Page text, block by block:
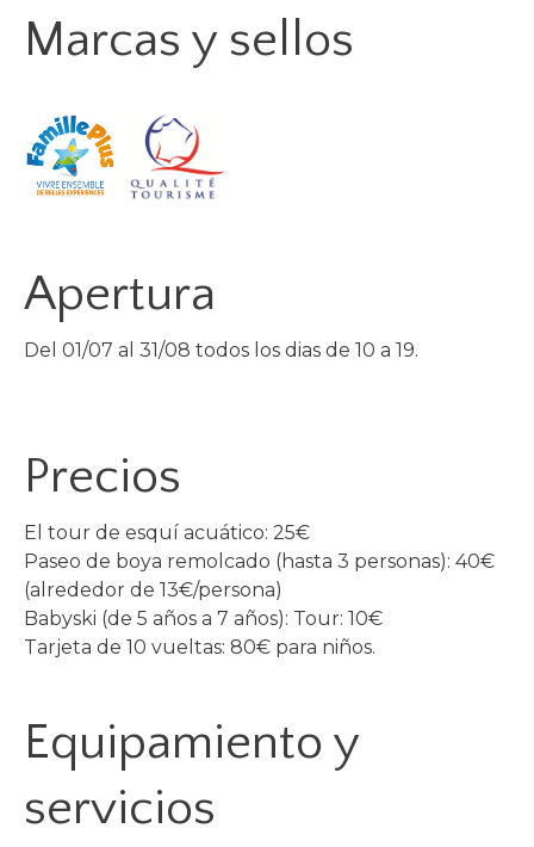
Marcas y sellos
Apertura
Del 01/07 al 31/08 todos los dias de 10 a 19.
Precios
El tour de esquí acuático: 25€
Paseo de boya remolcado (hasta 3 personas): 40€
(alrededor de 13€/persona)
Babyski (de 5 años a 7 años): Tour: 10€
Tarjeta de 10 vueltas: 80€ para niños.
Equipamiento y
servicios